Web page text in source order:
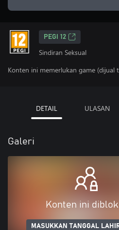
PEGI 12
Sindiran Seksual
Konten ini memerlukan game (dijual
DETAIL ULASAN
Galeri
Konten ini
MASUKKAN TANGGAL